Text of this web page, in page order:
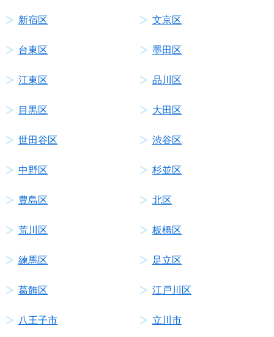
新宿区 文京区
台東区 墨田区
江東区 品川区
目黒区 大田区
世田谷区 渋谷区
中野区 杉並区
豊島区 北区
荒川区 板橋区
練馬区 足立区
葛飾区 江戸川区
八王子市 立川市